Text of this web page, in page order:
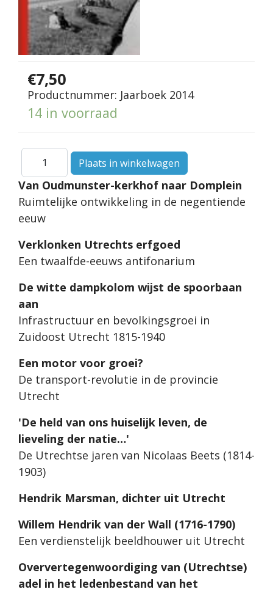
€7,50
Productnummer: Jaarboek 2014
14 in voorraad
Van Oudmunster-kerkhof naar Domplein
Ruimtelijke ontwikkeling in de negentiende
eeuw
Verklonken Utrechts erfgoed
Een twaalfde-eeuws antifonarium
De witte dampkolom wijst de spoorbaan
aan
Infrastructuur en bevolkingsgroei in
Zuidoost Utrecht 1815-1940
Een motor voor groei?
De transport-revolutie in de provincie
Utrecht
'De held van ons huiselijk leven, de
lieveling der natie…'
De Utrechtse jaren van Nicolaas Beets (1814-
1903)
Hendrik Marsman, dichter uit Utrecht
Willem Hendrik van der Wall (1716-1790)
Een verdienstelijk beeldhouwer uit Utrecht
Oververtegenwoordiging van (Utrechtse)
adel in het ledenbestand van het